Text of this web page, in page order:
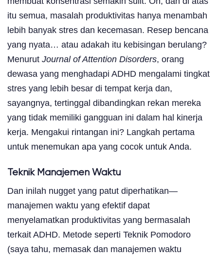
itu semua, masalah produktivitas hanya menambah
lebih banyak stres dan kecemasan. Resep bencana
yang nyata… atau adakah itu kebisingan berulang?
Menurut Journal of Attention Disorders, orang
dewasa yang menghadapi ADHD mengalami tingkat
stres yang lebih besar di tempat kerja dan,
sayangnya, tertinggal dibandingkan rekan mereka
yang tidak memiliki gangguan ini dalam hal kinerja
kerja. Mengakui rintangan ini? Langkah pertama
untuk menemukan apa yang cocok untuk Anda.
Teknik Manajemen Waktu
Dan inilah nugget yang patut diperhatikan—
manajemen waktu yang efektif dapat
menyelamatkan produktivitas yang bermasalah
terkait ADHD. Metode seperti Teknik Pomodoro
(saya tahu, memasak dan manajemen waktu